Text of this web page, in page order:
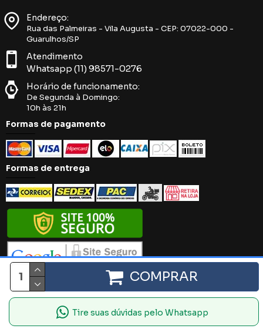
COMPRAR
Tire suas dúvidas pelo Whatsapp
Endereço:
Rua das Palmeiras - Vila Augusta - CEP: 07022-000 -
Guarulhos/SP
Atendimento
Whatsapp (11) 98571-0276
Horário de funcionamento:
De Segunda à Domingo:
10h às 21h
Formas de pagamento
Formas de entrega
Plataforma: Leonel Borges E-Commerce Brasil